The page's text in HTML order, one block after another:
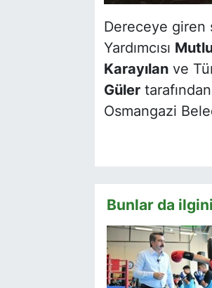
Dereceye giren
Yardımcısı
Karayılanve
Güler
Osmangazi
Bunlar da